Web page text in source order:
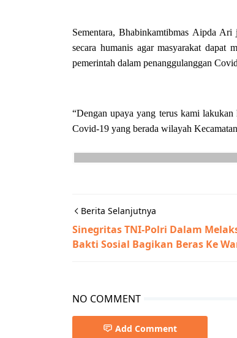
Sementara, Bhabinkamtibmas Aipda
secara humanis agar masyarakat dapat
pemerintah dalam penanggulanggan
“Dengan upaya yang terus kami lakukan
Covid-19 yang berada wilayah
Berita Selanjutnya
Sinegritas TNI-Polri Dalam
Bakti Sosial Bagikan Beras Ke
NO COMMENT
Add Comment